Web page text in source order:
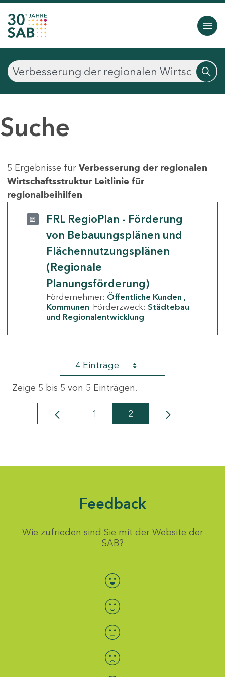
Suche
5 Ergebnisse für Verbesserung der regionalen
Wirtschaftsstruktur Leitlinie für
regionalbeihilfen
FRL RegioPlan - Förderung
von Bebauungsplänen und
Flächennutzungsplänen
(Regionale
Planungsförderung)
Fördernehmer: Öffentliche Kunden
Kommunen Förderzweck: Städtebau
und Regionalentwicklung
4 Einträge
Zeige 5 bis 5 von 5 Einträgen.
Seite
1 Seite
2
Feedback
Wie zufrieden sind Sie mit der Website der
SAB?
Bewertung auswählen